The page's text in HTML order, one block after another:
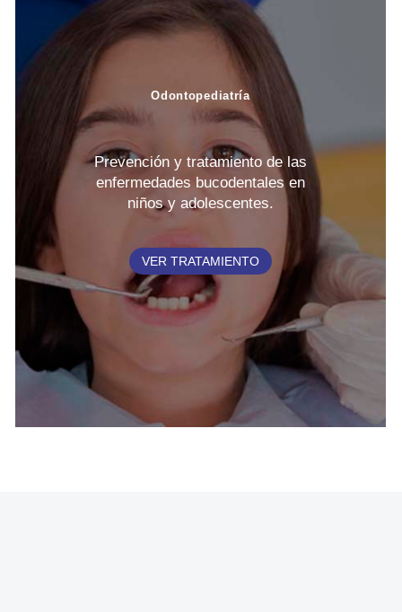
Odontopediatría
Prevención y tratamiento de las
enfermedades bucodentales en
niños y adolescentes.
VER TRATAMIENTO